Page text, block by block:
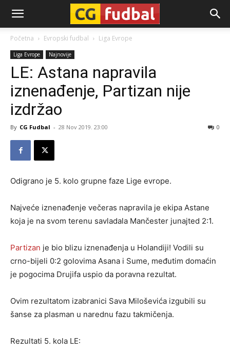
CG-
Fudbal
Početna Evropski fudbal Liga Evrope
Liga Evrope Najnovije
LE: Astana napravila
iznenađenje, Partizan nije
izdržao
By CG Fudbal - 28 Nov 2019. 23:00 0
Odigrano je 5. kolo grupne faze Lige evrope.
Najveće iznenađenje večeras napravila je ekipa Astane
koja je na svom terenu savladala Mančester junajted 2:1.
Partizan je bio blizu iznenađenja u Holandiji! Vodili su
crno-bijeli 0:2 golovima Asana i Sume, međutim domaćin
je pogocima Drujifa uspio da poravna rezultat.
Ovim rezultatom izabranici Sava Miloševića izgubili su
šanse za plasman u narednu fazu takmičenja.
Rezultati 5. kola LE: